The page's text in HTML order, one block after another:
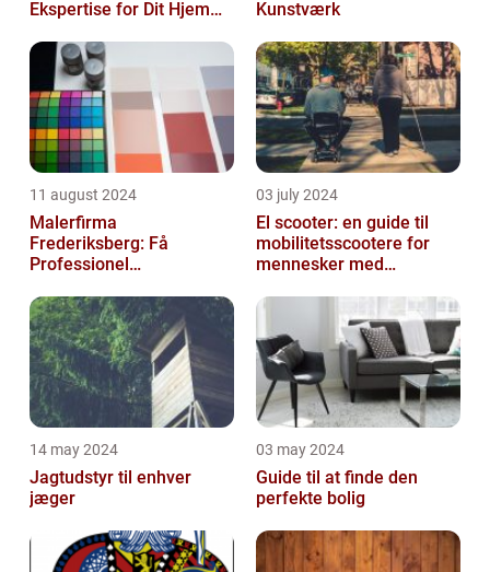
Ekspertise for Dit Hjem
Kunstværk
11 august 2024
Malerfirma
Frederiksberg: Få
Professionel
eller virksomhed
03 july 2024
El scooter: en guide til
mobilitetsscootere for
mennesker med
14 may 2024
Jagtudstyr til enhver
jæger
03 may 2024
Guide til at finde den
perfekte bolig